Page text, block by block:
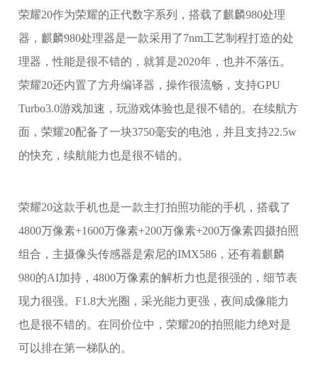
荣耀20作为荣耀的正代数字系列，搭载了麒麟980处理
器，麒麟980处理器是一款采用了7nm工艺制程打造的处
理器，性能是很不错的，就算是2020年，也并不落伍。
荣耀20还内置了方舟编译器，操作很流畅，支持GPU
Turbo3.0游戏加速，玩游戏体验也是很不错的。在续航方
面，荣耀20配备了一块3750毫安的电池，并且支持22.5w
的快充，续航能力也是很不错的。
荣耀20这款手机也是一款主打拍照功能的手机，搭载了
4800万像素+1600万像素+200万像素+200万像素四摄拍照
组合，主摄像头传感器是索尼的IMX586，还有着麒麟
980的AI加持，4800万像素的解析力也是很强的，细节表
现力很强。F1.8大光圈，采光能力更强，夜间成像能力
也是很不错的。在同价位中，荣耀20的拍照能力绝对是
可以排在第一梯队的。